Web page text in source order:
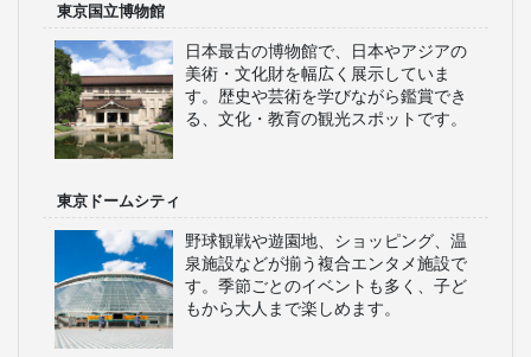
東京国立博物館
日本最古の博物館で、日本やアジアの
美術・文化財を幅広く展示していま
す。歴史や芸術を学びながら鑑賞でき
る、文化・教育の観光スポットです。
東京ドームシティ
野球観戦や遊園地、ショッピング、温
泉施設などが揃う複合エンタメ施設で
す。季節ごとのイベントも多く、子ど
もから大人まで楽しめます。